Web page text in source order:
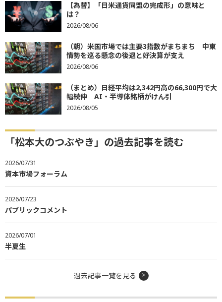
【為替】「日米通貨同盟の完成形」の意味と
は？
2026/08/06
（朝）米国市場では主要3指数がまちまち 中東
情勢を巡る懸念の後退と好決算が支え
2026/08/06
（まとめ）日経平均は2,342円高の66,300円で大
幅続伸 AI・半導体銘柄がけん引
2026/08/05
「松本大のつぶやき」の過去記事を読む
2026/07/31
資本市場フォーラム
2026/07/23
パブリックコメント
2026/07/01
半夏生
過去記事一覧を見る